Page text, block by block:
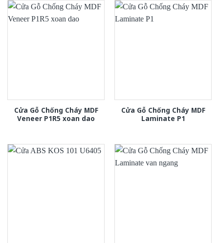
Cửa Gỗ Chống Cháy MDF
Veneer P1R5 xoan dao
Cửa Gỗ Chống Cháy MDF
Laminate P1